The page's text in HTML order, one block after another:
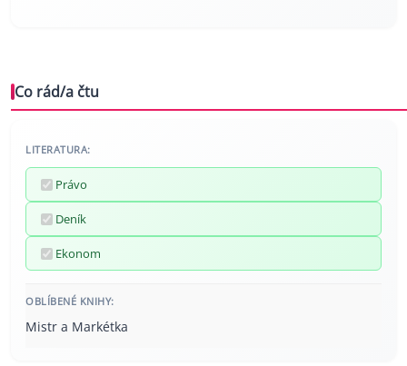
Co rád/a čtu
LITERATURA:
Právo
Deník
Ekonom
OBLÍBENÉ KNIHY:
Mistr a Markétka